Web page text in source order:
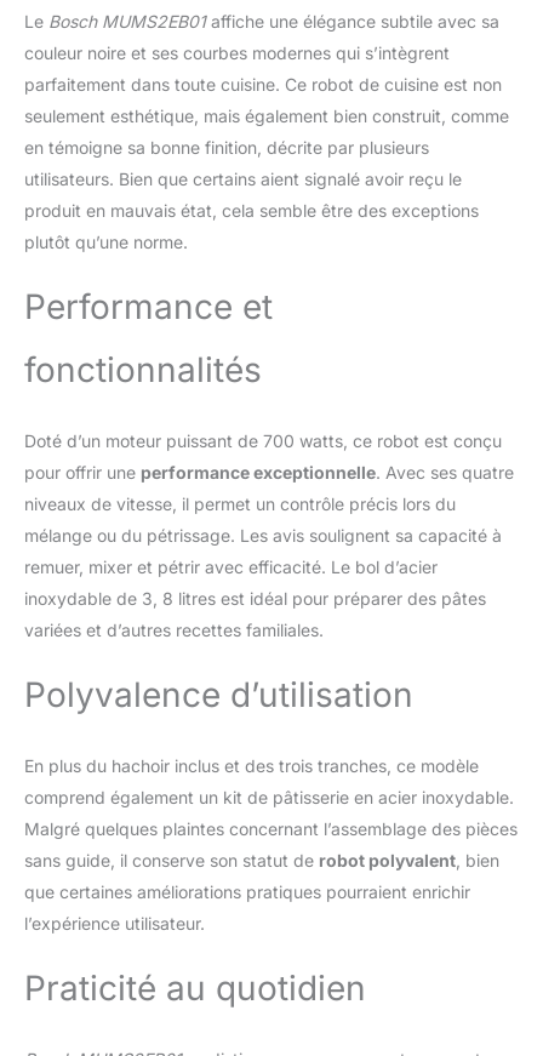
rapides, même pour les
pâtes lourdes. Bol
pratique en acier
inoxydable de 3,8 l : avec
une forme intérieure
spéciale pour une
la pâte et pour une
capacité de traitement
de pâte à levure. 3D
PlanetaryMixing : pour
parfaitement tous les
disponibles pour les
grandes tâches.
Accessoires inclus :
et crochet pétrisseur
pour une cuisson
parfaite. Fabriqué en
acier inoxydable et passe
pour couper et râper
Le Bosch MUMS2EB01affiche une élégance subtile avec sa
couleur noire et ses courbes modernes qui s’intègrent
parfaitement dans toute cuisine. Ce robot de cuisine est non
seulement esthétique, mais également bien construit, comme
en témoigne sa bonne finition, décrite par plusieurs
utilisateurs. Bien que certains aient signalé avoir reçu le
produit en mauvais état, cela semble être des exceptions
plutôt qu’une norme.
Performance et
fonctionnalités
Doté d’un moteur puissant de 700 watts, ce robot est conçu
pour offrir une performance exceptionnelle. Avec ses quatre
niveaux de vitesse, il permet un contrôle précis lors du
mélange ou du pétrissage. Les avis soulignent sa capacité à
remuer, mixer et pétrir avec efficacité. Le bol d’acier
inoxydable de 3, 8 litres est idéal pour préparer des pâtes
variées et d’autres recettes familiales.
Polyvalence d’utilisation
En plus du hachoir inclus et des trois tranches, ce modèle
comprend également un kit de pâtisserie en acier inoxydable.
Malgré quelques plaintes concernant l’assemblage des pièces
sans guide, il conserve son statut de robot polyvalent , bien
que certaines améliorations pratiques pourraient enrichir
l’expérience utilisateur.
Praticité au quotidien